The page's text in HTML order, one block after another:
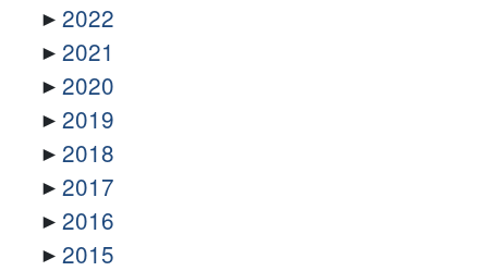
2022
2021
2020
2019
2018
2017
2016
2015